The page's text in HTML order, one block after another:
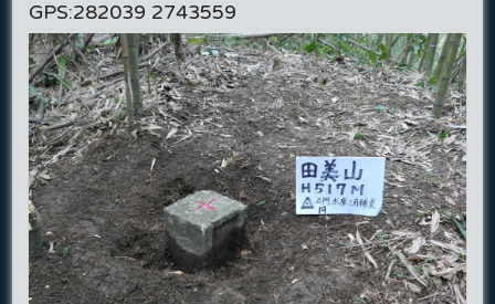
GPS:282039 2743559